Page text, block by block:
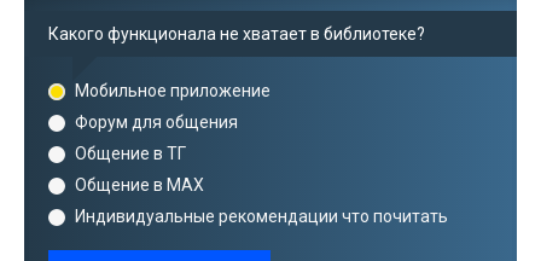
Какого функционала не хватает в библиотеке?
Мобильное приложение
Форум для общения
Общение в ТГ
Общение в MAX
Индивидуальные рекомендации что почитать